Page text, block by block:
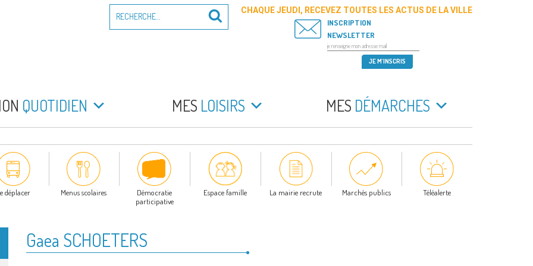
pour
Recherche
CHAQUE JEUDI, RECEVEZ TOUTES LES ACTUS DE LA VILLE
INSCRIPTION
NEWSLETTER
QUOTIDIEN MES LOISIRS MES DÉMARCHES
déplacer Menus scolaires
Démocratie
participative
Espace famille La mairie recrute Marchés publics Téléalerte
Gaea SCHOETERS